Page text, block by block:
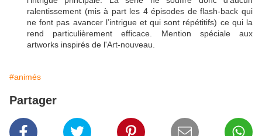
ralentissement (mis à part les 4 épisodes de flash-back qui
ne font pas avancer l’intrigue et qui sont répétitifs) ce qui la
rend particulièrement efficace. Mention spéciale aux
artworks inspirés de l'Art-nouveau.
#animés
Partager